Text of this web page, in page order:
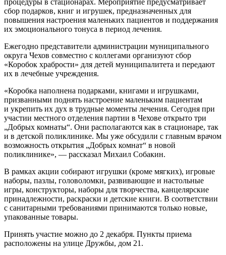
сбор подарков, книг и игрушек, предназначенных для
повышения настроения маленьких пациентов и поддержания
их эмоционального тонуса в период лечения.
Ежегодно представители администрации муниципального
округа Чехов совместно с коллегами организуют сбор
«Коробок храбрости» для детей муниципалитета и передают
их в лечебные учреждения.
«Коробка наполнена подарками, книгами и игрушками,
призванными поднять настроение маленьким пациентам
и укрепить их дух в трудные моменты лечения. Сегодня при
участии местного отделения партии в Чехове открыто три
„Добрых комнаты“. Они располагаются как в стационаре, так
и в детской поликлинике. Мы уже обсудили с главным врачом
возможность открытия „Добрых комнат“ в новой
поликлинике», — рассказал Михаил Собакин.
В рамках акции собирают игрушки (кроме мягких), игровые
наборы, пазлы, головоломки, развивающие и настольные
игры, конструкторы, наборы для творчества, канцелярские
принадлежности, раскраски и детские книги. В соответствии
с санитарными требованиями принимаются только новые,
упакованные товары.
Принять участие можно до 2 декабря. Пункты приема
расположены на улице Дружбы, дом 21.